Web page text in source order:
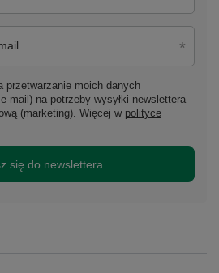
przetwarzanie moich danych
mail) na potrzeby wysyłki newslettera
(marketing). Więcej w polityce
się do newslettera